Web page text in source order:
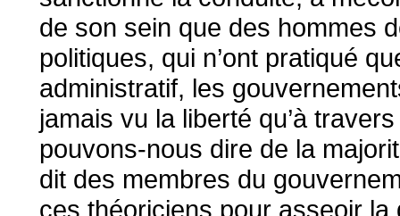
de son sein que des hommes
politiques, qui n’ont pratiqué
administratif, les
jamais vu la liberté qu’à
pouvons-nous dire de la
dit des membres du
ces théoriciens pour asseoir